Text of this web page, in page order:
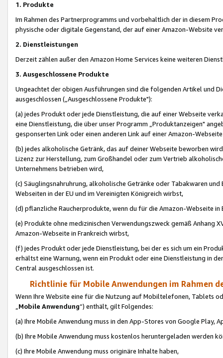
1. Produkte
Im Rahmen des Partnerprogramms und vorbehaltlich der in diesem
physische oder digitale Gegenstand, der auf einer Amazon-Website
2. Dienstleistungen
Derzeit zählen außer den Amazon Home Services keine weiteren
3. Ausgeschlossene Produkte
Ungeachtet der obigen Ausführungen sind die folgenden Artikel und
ausgeschlossen („Ausgeschlossene Produkte"):
(a) jedes Produkt oder jede Dienstleistung, die auf einer Webseite
eine Dienstleistung, die über unser Programm „Produktanzeigen"
gesponserten Link oder einen anderen Link auf einer Amazon-
(b) jedes alkoholische Getränk, das auf deiner Webseite beworben
Lizenz zur Herstellung, zum Großhandel oder zum Vertrieb
Unternehmens betrieben wird,
(c) Säuglingsnahruhrung, alkoholische Getränke oder Tabakwaren
Webseiten in der EU und im Vereinigten Königreich wirbst,
(d) pflanzliche Raucherprodukte, wenn du für die Amazon-Webseite in
(e) Produkte ohne medizinischen Verwendungszweck gemäß Anhang
Amazon-Webseite in Frankreich wirbst,
(f) jedes Produkt oder jede Dienstleistung, bei der es sich um ein
erhältst eine Warnung, wenn ein Produkt oder eine Dienstleistung in
Central ausgeschlossen ist.
Richtlinie für Mobile Anwendungen im Rahmen
Wenn Ihre Website eine für die Nutzung auf Mobiltelefonen, Tablets
„Mobile Anwendung“) enthält, gilt Folgendes:
(a) Ihre Mobile Anwendung muss in den App-Stores von Google Play,
(b) Ihre Mobile Anwendung muss kostenlos heruntergeladen werden
(c) Ihre Mobile Anwendung muss originäre Inhalte haben,